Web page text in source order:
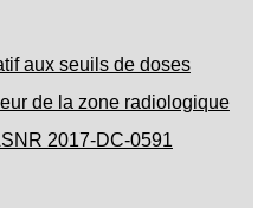
aux seuils de doses
de la zone radiologique
2017-DC-0591